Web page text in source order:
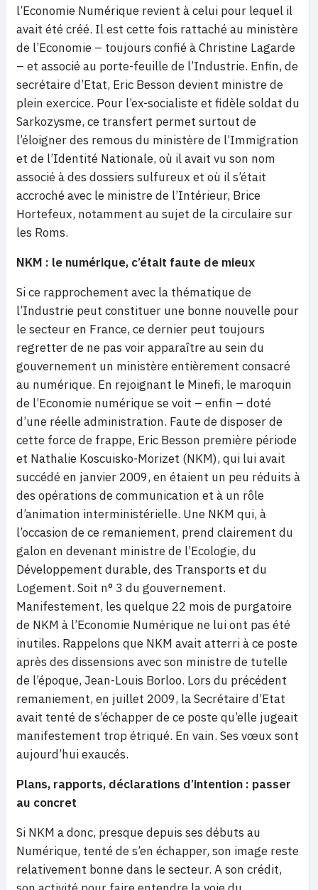
l’Economie Numérique revient à celui pour lequel il
avait été créé. Il est cette fois rattaché au ministère
de l’Economie – toujours confié à Christine Lagarde
– et associé au porte-feuille de l’Industrie. Enfin, de
secrétaire d’Etat, Eric Besson devient ministre de
plein exercice. Pour l’ex-socialiste et fidèle soldat du
Sarkozysme, ce transfert permet surtout de
l’éloigner des remous du ministère de l’Immigration
et de l’Identité Nationale, où il avait vu son nom
associé à des dossiers sulfureux et où il s’était
accroché avec le ministre de l’Intérieur, Brice
Hortefeux, notamment au sujet de la circulaire sur
les Roms.
NKM : le numérique, c’était faute de mieux
Si ce rapprochement avec la thématique de
l’Industrie peut constituer une bonne nouvelle pour
le secteur en France, ce dernier peut toujours
regretter de ne pas voir apparaître au sein du
gouvernement un ministère entièrement consacré
au numérique. En rejoignant le Minefi, le maroquin
de l’Economie numérique se voit – enfin – doté
d’une réelle administration. Faute de disposer de
cette force de frappe, Eric Besson première période
et Nathalie Koscuisko-Morizet (NKM), qui lui avait
succédé en janvier 2009, en étaient un peu réduits à
des opérations de communication et à un rôle
d’animation interministérielle. Une NKM qui, à
l’occasion de ce remaniement, prend clairement du
galon en devenant ministre de l’Ecologie, du
Développement durable, des Transports et du
Logement. Soit n° 3 du gouvernement.
Manifestement, les quelque 22 mois de purgatoire
de NKM à l’Economie Numérique ne lui ont pas été
inutiles. Rappelons que NKM avait atterri à ce poste
après des dissensions avec son ministre de tutelle
de l’époque, Jean-Louis Borloo. Lors du précédent
remaniement, en juillet 2009, la Secrétaire d’Etat
avait tenté de s’échapper de ce poste qu’elle jugeait
manifestement trop étriqué. En vain. Ses vœux sont
aujourd’hui exaucés.
Plans, rapports, déclarations d’intention : passer
au concret
Si NKM a donc, presque depuis ses débuts au
Numérique, tenté de s’en échapper, son image reste
relativement bonne dans le secteur. A son crédit,